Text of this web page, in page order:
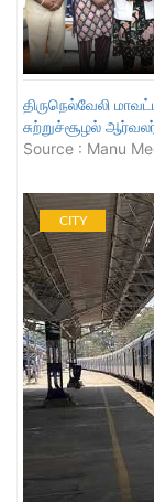
திருநெல்வேலி
சுற்றுச்சூழல்
Source : Manu
CITY